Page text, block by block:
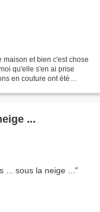
maison et bien c'est chose
qu'elle s'en ai prise
en couture ont été
...